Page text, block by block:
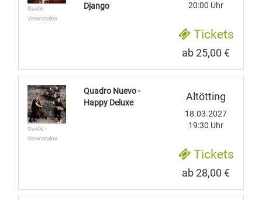
Quelle:
Veranstalter
Django
20:00 Uhr
Tickets
ab 25,00 €
Quelle:
Veranstalter
Quadro Nuevo -
Happy Deluxe
Altötting
18.03.2027
19:30 Uhr
Tickets
ab 28,00 €